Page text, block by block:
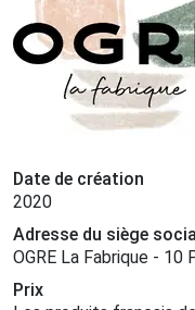
Date de création
2020
Adresse du siège social
OGRE La Fabrique -
Prix